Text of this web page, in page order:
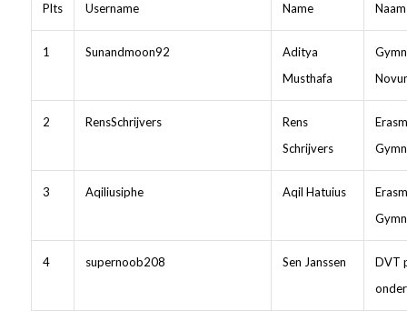
Plts Username Name Naam
1 Sunandmoon92
Aditya
Musthafa
2 RensSchrijvers
Rens
Schrijvers
3 Aqiliusiphe Aqil Hatuius
4 supernoob208 Sen Janssen
DVT